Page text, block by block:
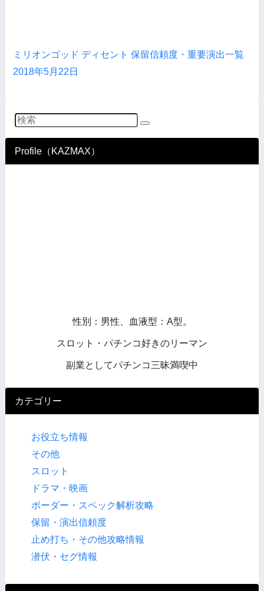
ミリオンゴッド ディセント 保留信頼度・重要演出一覧
2018年5月22日
Profile（KAZMAX）
性別：男性、血液型：A型。
スロット・パチンコ好きのリーマン
副業としてパチンコ三昧満喫中
カテゴリー
お役立ち情報
その他
スロット
ドラマ・映画
ボーダー・スペック解析攻略
保留・演出信頼度
止め打ち・その他攻略情報
潜伏・セグ情報